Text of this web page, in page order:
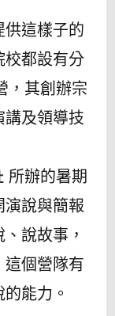
供這樣子的
校都設有分
，其創辦宗
講及領導技
所辦的暑期
演說與簡報
說故事，
這個營隊有
能力。